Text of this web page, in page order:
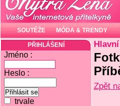
SOUTĚŽE MÓDA & TRENDY
PŘIHLÁŠENÍ
Jméno :
Heslo :
trvale
Zpět